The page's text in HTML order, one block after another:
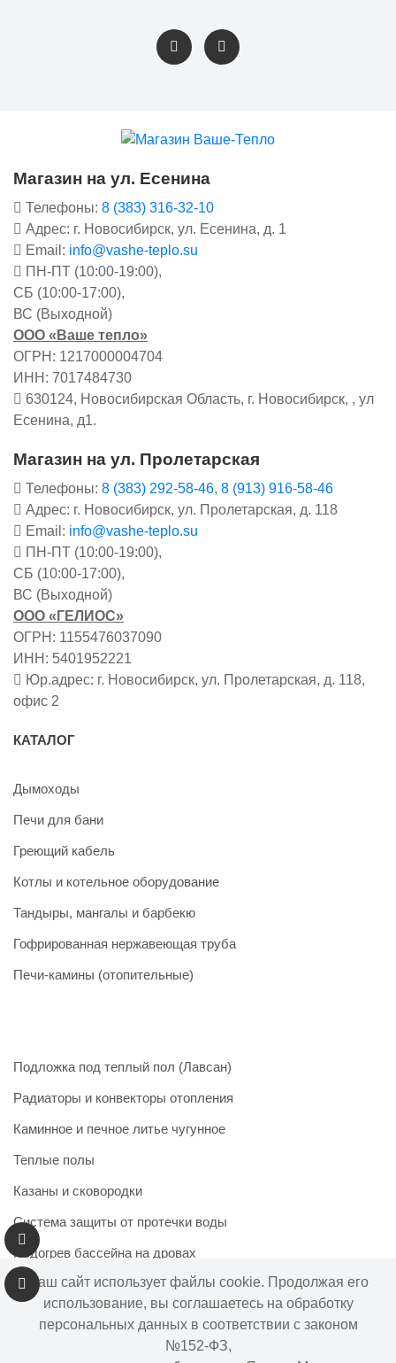
Магазин на ул. Есенина
Телефоны: 8 (383) 316-32-10
Адрес: г. Новосибирск, ул. Есенина, д. 1
Email: info@vashe-teplo.su
ПН-ПТ (10:00-19:00),
СБ (10:00-17:00),
ВС (Выходной)
ООО «Ваше тепло»
ОГРН: 1217000004704
ИНН: 7017484730
630124, Новосибирская Область, г. Новосибирск, , ул
Есенина, д1.
Магазин на ул. Пролетарская
Телефоны: 8 (383) 292-58-46, 8 (913) 916-58-46
Адрес: г. Новосибирск, ул. Пролетарская, д. 118
Email: info@vashe-teplo.su
ПН-ПТ (10:00-19:00),
СБ (10:00-17:00),
ВС (Выходной)
ООО «ГЕЛИОС»
ОГРН: 1155476037090
ИНН: 5401952221
Юр.адрес: г. Новосибирск, ул. Пролетарская, д. 118,
офис 2
КАТАЛОГ
Дымоходы
Печи для бани
Греющий кабель
Котлы и котельное оборудование
Тандыры, мангалы и барбекю
Гофрированная нержавеющая труба
Печи-камины (отопительные)
Подложка под теплый пол (Лавсан)
Радиаторы и конвекторы отопления
Каминное и печное литье чугунное
Теплые полы
Казаны и сковородки
Система защиты от протечки воды
Подогрев бассейна на дровах
Информация на сайте не является публичной офертой.
Наличие и цены товара могут меняться, просьба
Наш сайт использует файлы cookie. Продолжая его
использование, вы соглашаетесь на обработку
персональных данных в соответствии с законом
№152-ФЗ,